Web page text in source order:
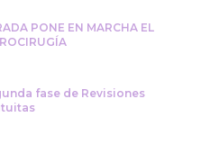
PONE EN MARCHA EL
fase de Revisiones